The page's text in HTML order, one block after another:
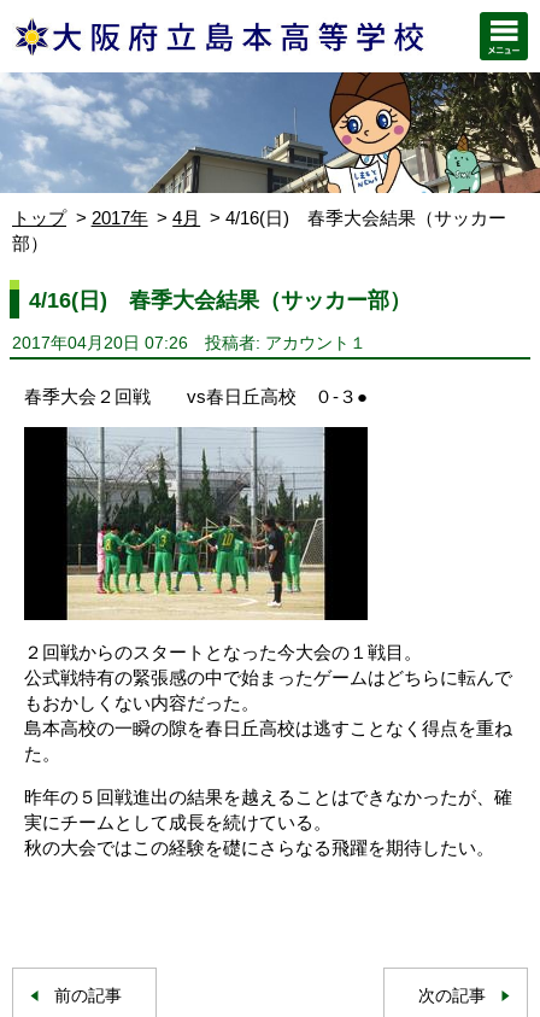
トップ 2017年 4月
4/16(日) 春季大会結果（サッカー
部）
4/16(日) 春季大会結果（サッカー部）
2017年04月20日 07:26 投稿者: アカウント１
春季大会２回戦 vs春日丘高校 ０-３●
２回戦からのスタートとなった今大会の１戦目。
公式戦特有の緊張感の中で始まったゲームはどちらに転んで
もおかしくない内容だった。
島本高校の一瞬の隙を春日丘高校は逃すことなく得点を重ね
た。
昨年の５回戦進出の結果を越えることはできなかったが、確
実にチームとして成長を続けている。
秋の大会ではこの経験を礎にさらなる飛躍を期待したい。
前の記事 次の記事